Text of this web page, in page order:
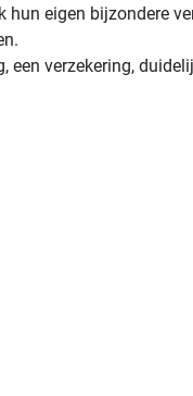
eigen bijzondere
verzekering,